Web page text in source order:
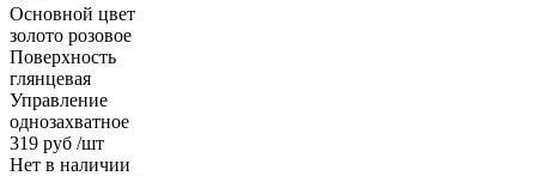
Основной цвет
золото розовое
Поверхность
глянцевая
Управление
однозахватное
319 руб /шт
Нет в наличии